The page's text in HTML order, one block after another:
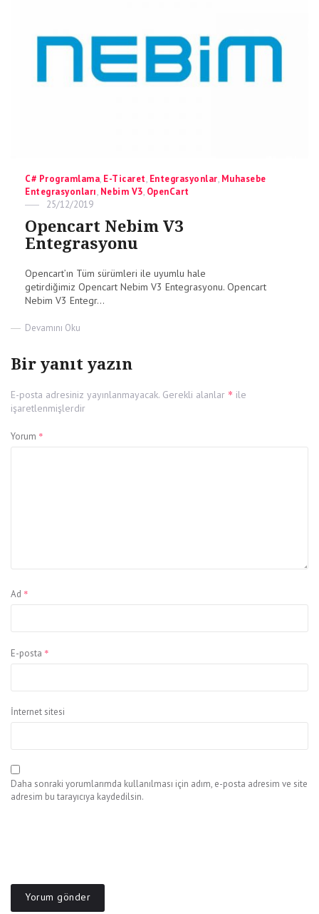
Categories
C# Programlama, E-Ticaret, Entegrasyonlar, Muhasebe
Entegrasyonları, Nebim V3, OpenCart
Posted
25/12/2019
Opencart Nebim V3
Entegrasyonu
Opencart’ın Tüm sürümleri ile uyumlu hale
getirdiğimiz Opencart Nebim V3 Entegrasyonu. Opencart
Nebim V3 Entegr...
Devamını Oku
V3
Bir yanıt yazın
E-posta adresiniz yayınlanmayacak. Gerekli alanlar * ile
işaretlenmişlerdir
Yorum *
Ad *
E-posta *
İnternet sitesi
Daha sonraki yorumlarımda kullanılması için adım, e-posta adresim ve site
adresim bu tarayıcıya kaydedilsin.